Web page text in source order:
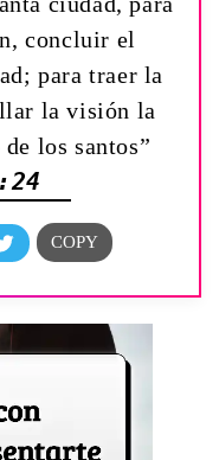
concluir el
para traer la
la visión la
los santos”